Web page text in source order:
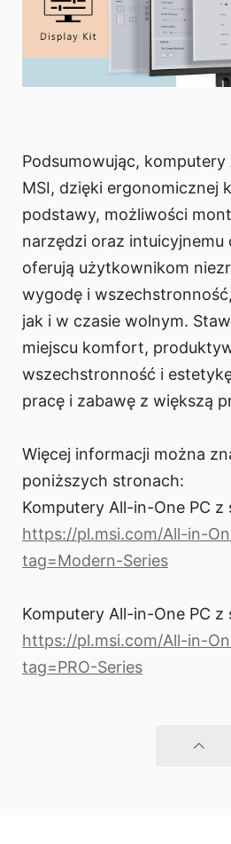
Podsumowując,
MSI, dzięki ergonomicznej
podstawy, możliwości
narzędzi oraz intuicyjnemu
oferują użytkownikom
wygodę i
jak i w czasie wolnym.
miejscu komfort,
wszechstronność i
pracę i zabawę z większą
Więcej informacji można
poniższych stronach:
Komputery All-in-One PC z
https://pl.msi.com/All-in-
tag=Modern-Series
Komputery All-in-One PC z
https://pl.msi.com/All-in-
tag=PRO-Series